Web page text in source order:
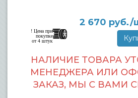
! Цена при
покупке
от 4 штук
2 670 руб./
НАЛИЧИЕ ТОВАРА
МЕНЕДЖЕРА ИЛИ
ЗАКАЗ, МЫ С ВАМИ